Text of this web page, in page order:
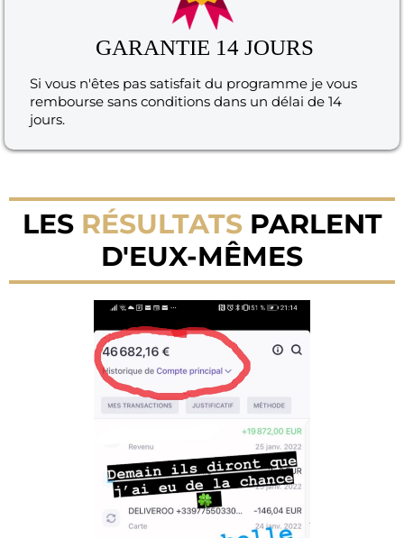
GARANTIE 14 JOURS
Si vous n'êtes pas satisfait du programme je vous
rembourse sans conditions dans un délai de 14
jours.
LES RÉSULTATS PARLENT
D'EUX-MÊMES